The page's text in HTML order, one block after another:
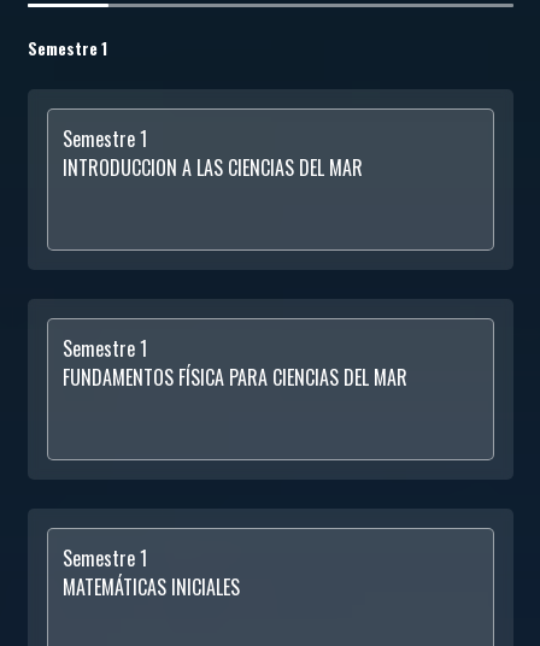
Semestre 1
Semestre 1
INTRODUCCION A LAS CIENCIAS DEL MAR
Semestre 1
FUNDAMENTOS FÍSICA PARA CIENCIAS DEL MAR
Semestre 1
MATEMÁTICAS INICIALES